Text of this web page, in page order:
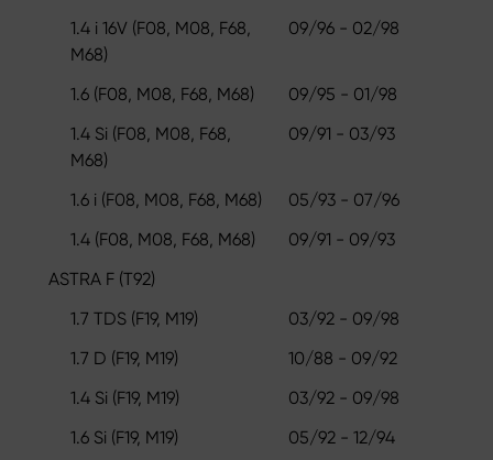
1.4 i 16V (F08, M08, F68,
M68)
09/96 - 02/98
1.6 (F08, M08, F68, M68)
09/95 - 01/98
1.4 Si (F08, M08, F68,
M68)
09/91 - 03/93
1.6 i (F08, M08, F68, M68)
05/93 - 07/96
1.4 (F08, M08, F68, M68)
09/91 - 09/93
ASTRA F (T92)
1.7 TDS (F19, M19)
03/92 - 09/98
1.7 D (F19, M19)
10/88 - 09/92
1.4 Si (F19, M19)
03/92 - 09/98
1.6 Si (F19, M19)
05/92 - 12/94